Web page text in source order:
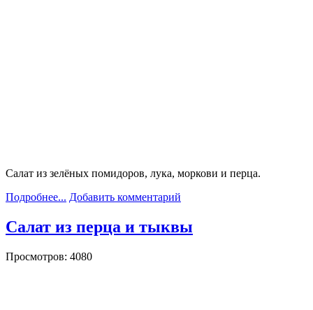
Салат из зелёных помидоров, лука, моркови и перца.
Подробнее... Добавить комментарий
Салат из перца и тыквы
Просмотров: 4080